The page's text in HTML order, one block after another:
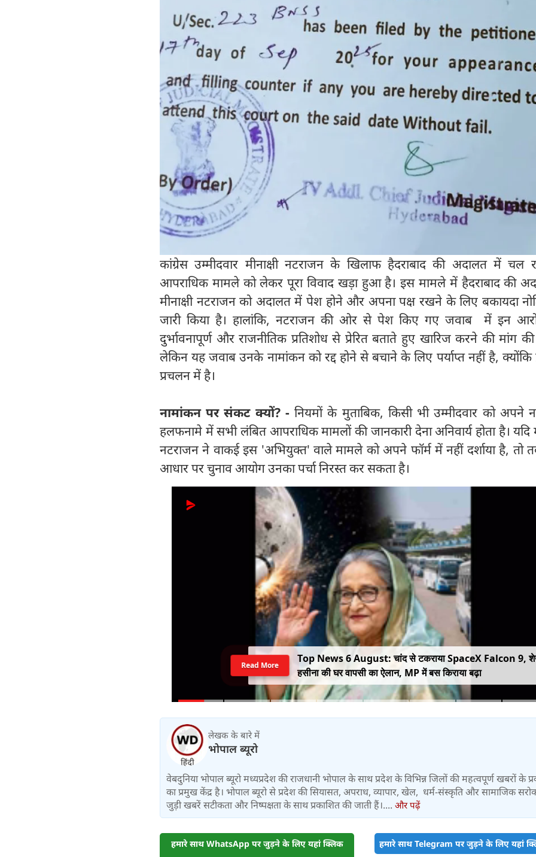
कांग्रेस उम्मीदवार मीनाक्षी नटराजन के खिलाफ हैदराबाद की अदालत में चल
आपराधिक मामले को लेकर पूरा विवाद खड़ा हुआ है। इस मामले में हैदराबाद की
मीनाक्षी नटराजन को अदालत में पेश होने और अपना पक्ष रखने के लिए बकायदा
जारी किया है। हालांकि, नटराजन की ओर से पेश किए गए जवाब में इन
दुर्भावनापूर्ण और राजनीतिक प्रतिशोध से प्रेरित बताते हुए खारिज करने की मांग
लेकिन यह जवाब उनके नामांकन को रद्द होने से बचाने के लिए पर्याप्त नहीं है, क्योंकि
प्रचलन में है।
नामांकन पर संकट क्यों? - नियमों के मुताबिक, किसी भी उम्मीदवार को अपने
हलफनामे में सभी लंबित आपराधिक मामलों की जानकारी देना अनिवार्य होता है। यदि
नटराजन ने वाकई इस 'अभियुक्त' वाले मामले को अपने फॉर्म में नहीं दर्शाया है, तो
आधार पर चुनाव आयोग उनका पर्चा निरस्त कर सकता है।
Top News 6 August: चांद से टकराया SpaceX Falcon 9,
हसीना की घर वापसी का ऐलान, MP में बस किराया बढ़ा
Read More
लेखक के बारे में
भोपाल ब्यूरो
वेबदुनिया भोपाल ब्यूरो मध्यप्रदेश की राजधानी भोपाल के साथ प्रदेश के विभिन्न जिलों की महत्वपूर्ण खबरों के
का प्रमुख केंद्र है। भोपाल ब्यूरो से प्रदेश की सियासत, अपराध, व्यापार, खेल, धर्म-संस्कृति और सामाजिक
जुड़ी खबरें सटीकता और निष्पक्षता के साथ प्रकाशित की जाती हैं।.... और पढ़ें
हमारे साथ WhatsApp पर जुड़ने के लिए यहां क्लिक
हमारे साथ Telegram पर जुड़ने के लिए यहां